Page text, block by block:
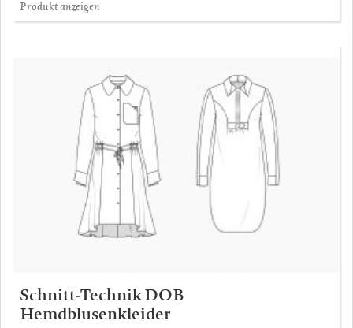
Produkt anzeigen
Schnitt-Technik DOB
Hemdblusenkleider